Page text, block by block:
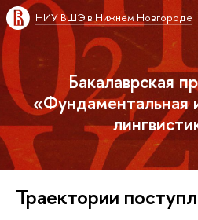
НИУ ВШЭ в Нижнем Новгороде
Бакалаврская
«Фундаментальная
Траектории